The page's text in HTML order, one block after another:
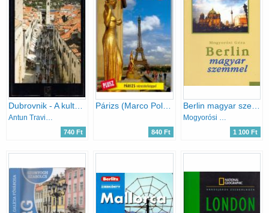
Antun Travirka
740 Ft 840 Ft
Berlin magyar szemmel
Mogyorósi Géza
1 100 Ft